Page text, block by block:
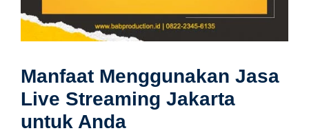
Manfaat Menggunakan Jasa
Live Streaming Jakarta
untuk Anda